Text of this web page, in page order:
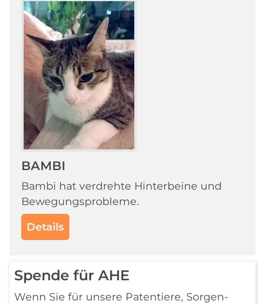
BAMBI
Bambi hat verdrehte Hinterbeine und
Bewegungsprobleme.
Details
Spende für AHE
Wenn Sie für unsere Patentiere, Sorgen-